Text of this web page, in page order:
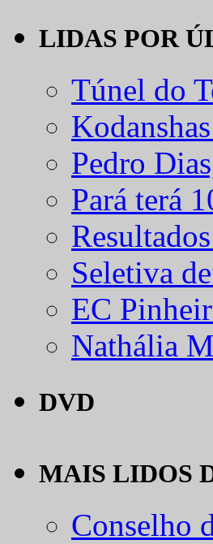
LIDAS POR
Túnel do
Pedro
Pará terá
Seletiva
EC
Nathália
DVD
MAIS LIDOS
Conselho